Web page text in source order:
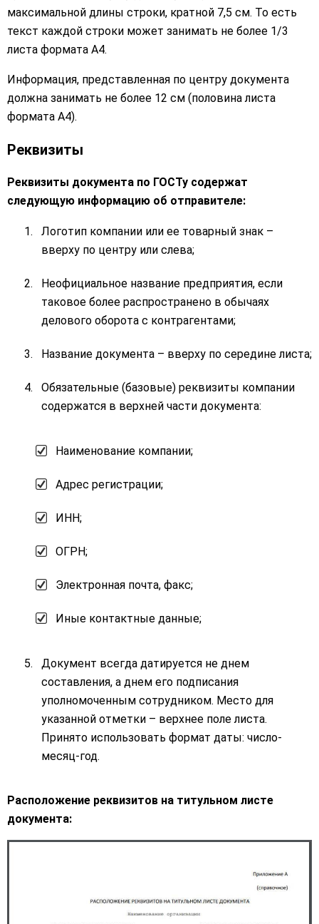
максимальной длины строки, кратной 7,5 см. То есть
текст каждой строки может занимать не более 1/3
листа формата А4.
Информация, представленная по центру документа
должна занимать не более 12 см (половина листа
формата А4).
Реквизиты
Реквизиты документа по ГОСТу содержат
следующую информацию об отправителе:
Логотип компании или ее товарный знак –
вверху по центру или слева;
Неофициальное название предприятия, если
таковое более распространено в обычаях
делового оборота с контрагентами;
Название документа – вверху по середине листа;
Обязательные (базовые) реквизиты компании
содержатся в верхней части документа:
Наименование компании;
Адрес регистрации;
ИНН;
ОГРН;
Электронная почта, факс;
Иные контактные данные;
Документ всегда датируется не днем
составления, а днем его подписания
уполномоченным сотрудником. Место для
указанной отметки – верхнее поле листа.
Принято использовать формат даты: число-
месяц-год.
Расположение реквизитов на титульном листе
документа: